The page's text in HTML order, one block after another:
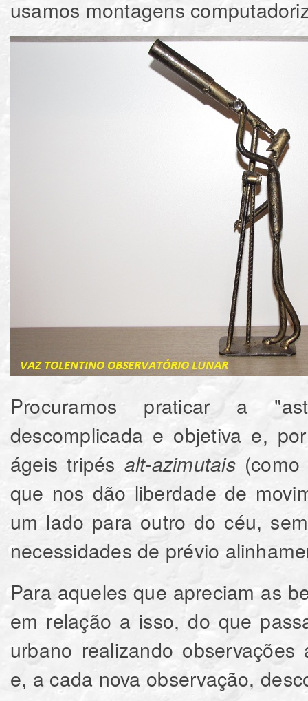
usamos montagens
Procuramos praticar a
descomplicada e objetiva e,
ágeis tripés alt-azimutais
que nos dão liberdade de
um lado para outro do céu,
necessidades de prévio
Para aqueles que apreciam as
em relação a isso, do que
urbano realizando
e, a cada nova observação,